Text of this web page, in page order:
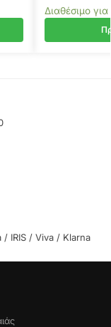
Διαθέσιμο
IRIS / Viva / Klarna